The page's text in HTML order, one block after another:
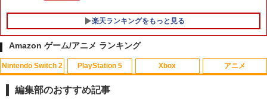
楽天ランキングをもっと見る
1
KontrolFreek コントロールフリーク FP
Sフリーク Galaxy PlayStation 4 PS4 a
nd PlayStation 5 PS5 | Performance T
1
CYBER ・ 高硬度ガラスパネル （ Switc
h2 用）反射防止 ＋ブルーライトカット
タイプ AGC製 強化ガラス 硬度9H 硬度9
1
【中古】 コクリコ坂から レンタル落ち
Blu-ray ブルーレイ / [DVD]【メール便送
料無料】
Amazon ゲーム/アニメ ランキング
Nintendo Switch 2 PlayStation 5 Xbox アニメ
編集部のおすすめ記事